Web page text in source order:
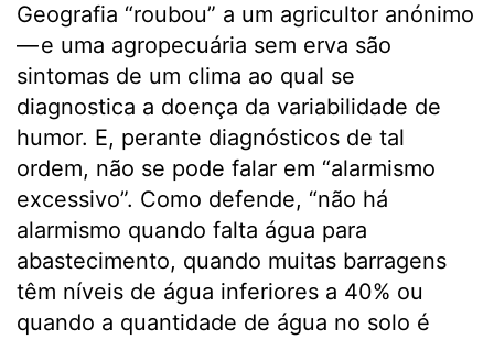
Geografia “roubou” a um agricultor anónimo
— e uma agropecuária sem erva são
sintomas de um clima ao qual se
diagnostica a doença da variabilidade de
humor. E, perante diagnósticos de tal
ordem, não se pode falar em “alarmismo
excessivo”. Como defende, “não há
alarmismo quando falta água para
abastecimento, quando muitas barragens
têm níveis de água inferiores a 40% ou
quando a quantidade de água no solo é